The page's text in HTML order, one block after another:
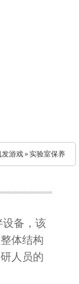
发游戏»实验室保养
设备，该
体结构
人员的